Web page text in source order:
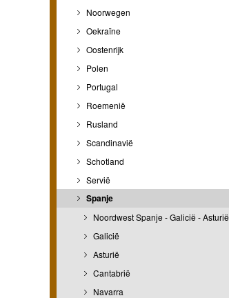
Noorwegen
Oekraïne
Oostenrijk
Polen
Portugal
Roemenië
Rusland
Scandinavië
Schotland
Servië
Spanje
Noordwest Spanje - Galicië - Asturië
Galicië
Asturië
Cantabrië
Navarra